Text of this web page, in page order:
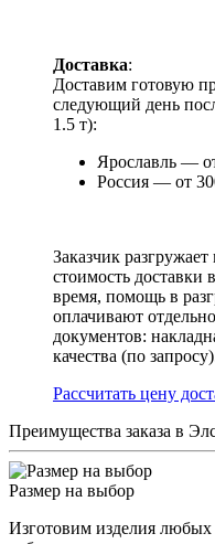
Доставка:
Доставим готовую
следующий день
1.5 т):
Ярославль —
Россия — от
Заказчик
стоимость доставки
время, помощь в
оплачивают
документов:
качества (по
Раcсчитать цену
Преимущества заказа в
Размер на выбор
Изготовим изделия любых